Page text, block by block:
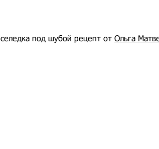
селедка под шубой рецепт от Ольга